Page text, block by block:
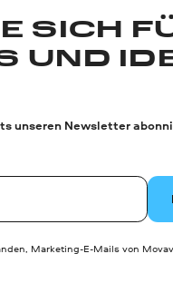
SICH
UND
unseren Newsletter
Marketing-E-Mails von